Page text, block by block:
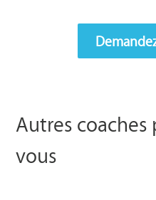
Autres
vous